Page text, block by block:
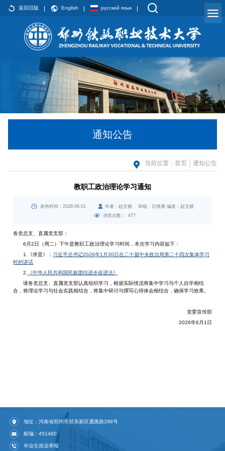
返回旧版 English русский язык
通知公告
当前位置： 首页 通知公告
教职工政治理论学习通知
发布时间：2026-06-01
作者：赵文丽 审核：吕维勇 编发：赵文丽
浏览次数：
477
各党总支、直属党支部：
6月2日（周二）下午是教职工政治理论学习时间，本次学习内容如下：
1.《求是》： 习近平总书记2026年1月30日在二十届中央政治局第二十四次集体学习
时的讲话
2. 《中华人民共和国民族团结进步促进法》
请各党总支、直属党支部认真组织学习，根据实际情况将集中学习与个人自学相结
合，将理论学习与社会实践相结合，将集中研讨与撰写心得体会相结合，确保学习效果。
党委宣传部
2026年6月1日
地址：河南省郑州市郑东新区通惠路298号
邮编：451460
毕业生就业举报